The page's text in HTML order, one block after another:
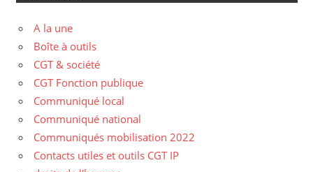
A la une
Boîte à outils
CGT & société
CGT Fonction publique
Communiqué local
Communiqué national
Communiqués mobilisation 2022
Contacts utiles et outils CGT IP